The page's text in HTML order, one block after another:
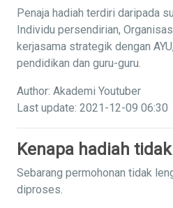
Penaja hadiah terdiri daripada
Individu persendirian,
kerjasama strategik dengan
pendidikan dan guru-guru.
Author: Akademi Youtuber
Last update: 2021-12-09 06:30
Kenapa hadiah
Sebarang permohonan tidak
diproses.